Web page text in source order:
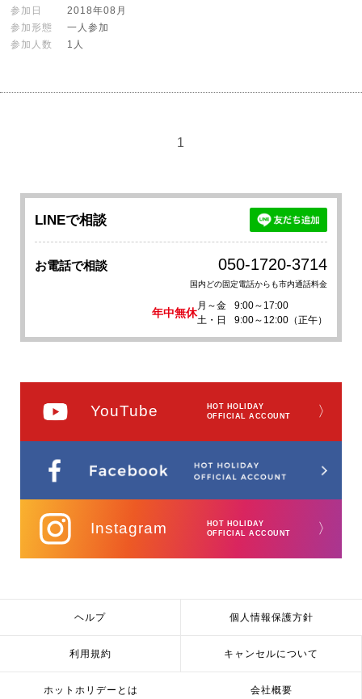
参加日
2018年08月
参加形態
一人参加
参加人数
1人
1
LINEで相談
お電話で相談 050-1720-3714
国内どの固定電話からも市内通話料金
年中無休
月～金
9:00～17:00
土・日
9:00～12:00（正午）
YouTube
HOT HOLIDAY
OFFICIAL ACCOUNT
〉
Instagram
HOT HOLIDAY
OFFICIAL ACCOUNT
〉
ヘルプ 個人情報保護方針
利用規約 キャンセルについて
ホットホリデーとは 会社概要